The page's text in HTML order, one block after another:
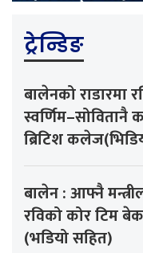
ट्रेन्डिङ
बालेनको
ब्रिटिश
बालेन : आफ्नै
रविको कोर टिम
(भडियो सहित)